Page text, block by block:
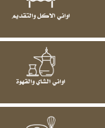
اواني الاكل والتقديم
اواني الشاي والقهوة